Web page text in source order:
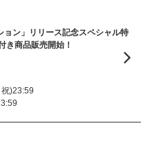
ョン」リリース記念スペシャル特
き商品販売開始！
)23:59